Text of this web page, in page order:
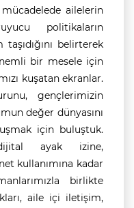
mücadelede ailelerin
politikaların
belirterek
bir mesele için
kuşatan ekranlar.
gençlerimizin
değer dünyasını
için buluştuk.
dijital ayak izine,
kullanımına kadar
birlikte
aile içi iletişim,